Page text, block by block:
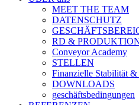
MEET THE TEAM
DATENSCHUTZ
RD &
Conveyor Academy
STELLEN
Finanzielle Stabilität &
DOWNLOADS
geschäftsbedingungen